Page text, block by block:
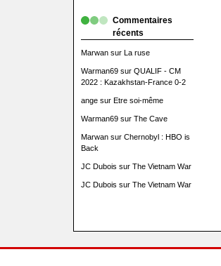
Commentaires
récents
Marwansur La ruse
Warman69sur QUALIF - CM
2022 : Kazakhstan-France 0-2
angesur Etre soi-même
Warman69sur The Cave
Marwansur Chernobyl : HBO is
Back
JC Dubois sur The Vietnam War
JC Dubois sur The Vietnam War